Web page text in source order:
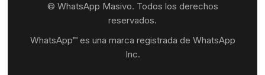
© WhatsApp Masivo. Todos los derechos
reservados.
WhatsApp™ es una marca registrada de WhatsApp
Inc.